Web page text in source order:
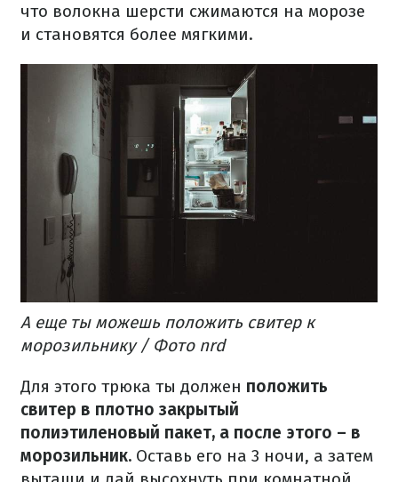
что волокна шерсти сжимаются на морозе
и становятся более мягкими.
А еще ты можешь положить свитер к
морозильнику / Фото nrd
Для этого трюка ты должен положить
свитер в плотно закрытый
полиэтиленовый пакет, а после этого – в
морозильник. Оставь его на 3 ночи, а затем